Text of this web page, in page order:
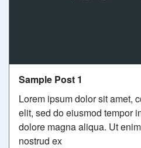
Sample Post 1
Lorem ipsum dolor sit amet,
elit, sed do eiusmod tempor
dolore magna aliqua. Ut
nostrud ex